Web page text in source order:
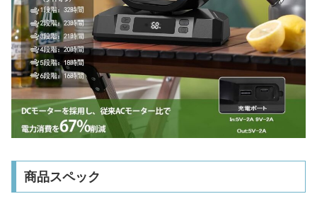
商品スペック